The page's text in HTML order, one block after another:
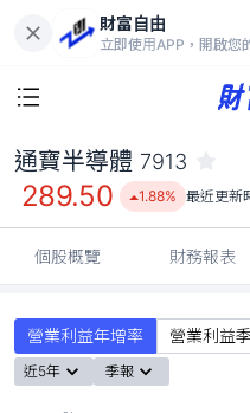
財富自由
立即使用APP，開啟您
289.50
通寶半導體 7913
289.50 1.88% 最近更新
個股概覽 財務報表
營業利益年增率 營業利益
近5年 季報